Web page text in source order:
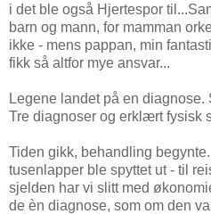
i det ble også Hjertespor
barn og mann, for mamman
ikke - mens pappan, min
fikk så altfor mye ansvar...
Legene landet på en diagnose.
Tre diagnoser og erklært fysisk
Tiden gikk, behandling
tusenlapper ble spyttet ut - til
sjelden har vi slitt med
de èn diagnose, som om den